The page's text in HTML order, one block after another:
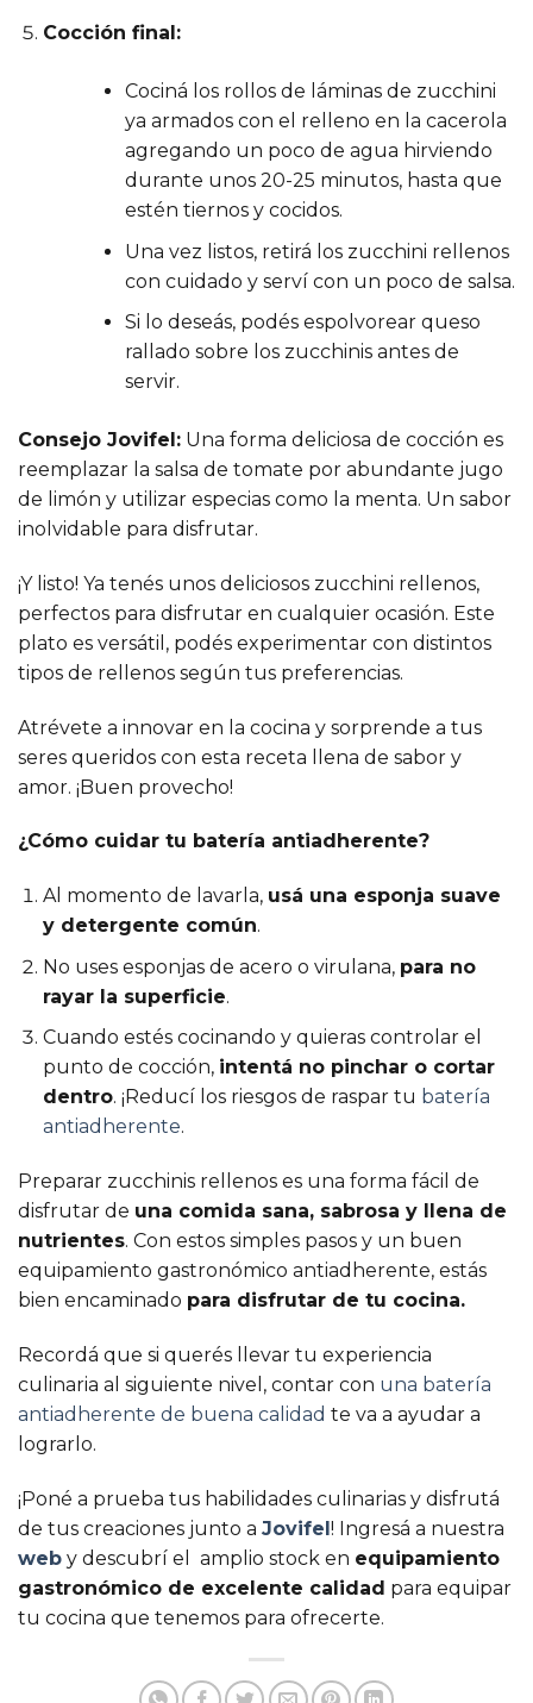
Cocción final:
Cociná los rollos de láminas de zucchini
ya armados con el relleno en la cacerola
agregando un poco de agua hirviendo
durante unos 20-25 minutos, hasta que
estén tiernos y cocidos.
Una vez listos, retirá los zucchini rellenos
con cuidado y serví con un poco de salsa.
Si lo deseás, podés espolvorear queso
rallado sobre los zucchinis antes de
servir.
Consejo Jovifel: Una forma deliciosa de cocción es
reemplazar la salsa de tomate por abundante jugo
de limón y utilizar especias como la menta. Un sabor
inolvidable para disfrutar.
¡Y listo! Ya tenés unos deliciosos zucchini rellenos,
perfectos para disfrutar en cualquier ocasión. Este
plato es versátil, podés experimentar con distintos
tipos de rellenos según tus preferencias.
Atrévete a innovar en la cocina y sorprende a tus
seres queridos con esta receta llena de sabor y
amor. ¡Buen provecho!
¿Cómo cuidar tu batería antiadherente?
Al momento de lavarla, usá una esponja suave
y detergente común.
No uses esponjas de acero o virulana, para no
rayar la superficie.
Cuando estés cocinando y quieras controlar el
punto de cocción, intentá no pinchar o cortar
dentro. ¡Reducí los riesgos de raspar tu batería
antiadherente.
Preparar zucchinis rellenos es una forma fácil de
disfrutar de una comida sana, sabrosa y llena de
nutrientes. Con estos simples pasos y un buen
equipamiento gastronómico antiadherente, estás
bien encaminado para disfrutar de tu cocina.
Recordá que si querés llevar tu experiencia
culinaria al siguiente nivel, contar con una batería
antiadherente de buena calidad te va a ayudar a
lograrlo.
¡Poné a prueba tus habilidades culinarias y disfrutá
de tus creaciones junto a Jovifel! Ingresá a nuestra
web y descubrí el amplio stock en equipamiento
gastronómico de excelente calidad para equipar
tu cocina que tenemos para ofrecerte.